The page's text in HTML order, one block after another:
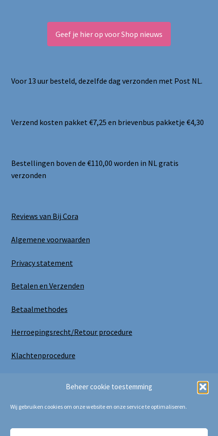
Beheer cookie toestemming
Wij gebruiken cookies om onze website en onze service te optimaliseren.
Geef je hier op voor Shop nieuws
Voor 13 uur besteld, dezelfde dag verzonden met Post NL.
Verzend kosten pakket €7,25 en brievenbus pakketje €4,30
Bestellingen boven de €110,00 worden in NL gratis
verzonden
Reviews van Bij Cora
Algemene voorwaarden
Privacy statement
Betalen en Verzenden
Betaalmethodes
Herroepingsrecht/Retour procedure
Klachtenprocedure